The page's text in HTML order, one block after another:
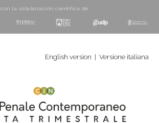
con la colaboración cientí­fica de
English version
Versione italiana